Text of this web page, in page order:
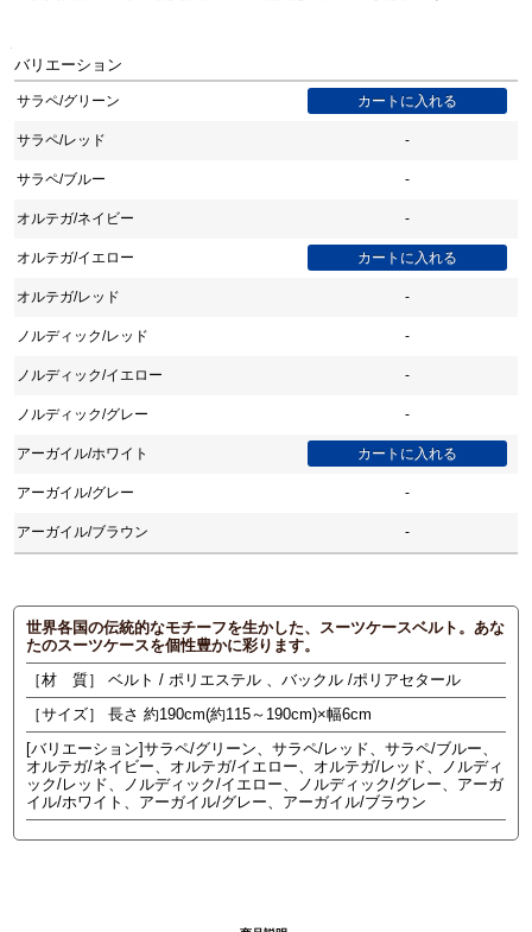
バリエーション
サラペ/グリーン
サラペ/レッド -
サラペ/ブルー -
オルテガ/ネイビー -
オルテガ/イエロー
オルテガ/レッド -
ノルディック/レッド -
ノルディック/イエロー -
ノルディック/グレー -
アーガイル/ホワイト
アーガイル/グレー -
アーガイル/ブラウン -
世界各国の伝統的なモチーフを生かした、スーツケースベルト。あな
たのスーツケースを個性豊かに彩ります。
［材 質］ ベルト / ポリエステル 、バックル /ポリアセタール
［サイズ］ 長さ 約190cm(約115～190cm)×幅6cm
[バリエーション]サラペ/グリーン、サラペ/レッド、サラペ/ブルー、
オルテガ/ネイビー、オルテガ/イエロー、オルテガ/レッド、ノルディ
ック/レッド、ノルディック/イエロー、ノルディック/グレー、アーガ
イル/ホワイト、アーガイル/グレー、アーガイル/ブラウン